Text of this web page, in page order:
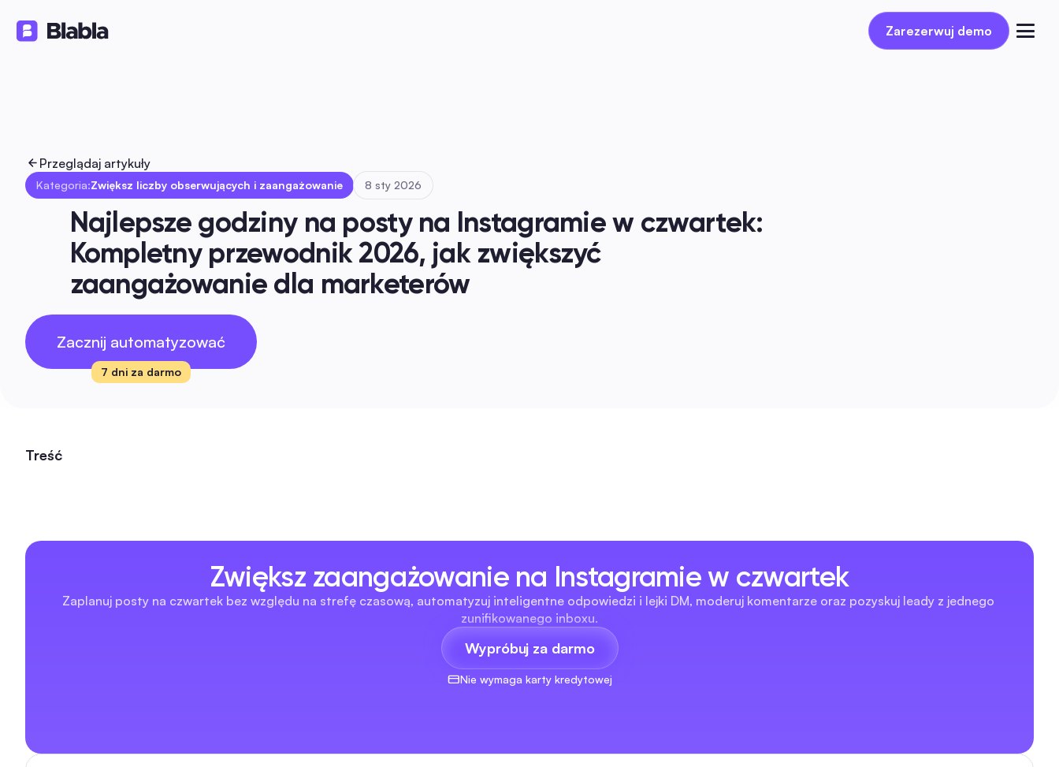
Zarezerwuj demo
Zarezerwuj demo
Przeglądaj artykuły
Kategoria:Zwiększ liczby obserwujących i zaangażowanie 8 sty 2026
Najlepsze godziny na posty na Instagramie w czwartek:
Kompletny przewodnik 2026, jak zwiększyć
zaangażowanie dla marketerów
Zacznij automatyzować
7 dni za darmo
Treść
Zwiększ zaangażowanie na Instagramie w czwartek
Zaplanuj posty na czwartek bez względu na strefę czasową, automatyzuj inteligentne odpowiedzi i lejki DM, moderuj komentarze oraz pozyskuj leady z jednego
zunifikowanego inboxu.
Wypróbuj za darmo
Nie wymaga karty kredytowej